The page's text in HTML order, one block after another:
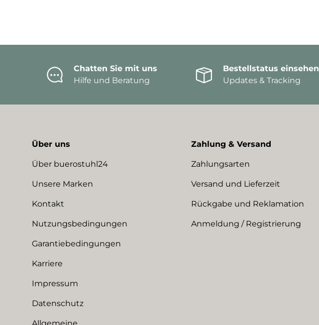
Chatten Sie mit uns
Hilfe und Beratung
Bestellstatus einsehen
Updates & Tracking
Über uns
Über buerostuhl24
Unsere Marken
Kontakt
Nutzungsbedingungen
Garantiebedingungen
Karriere
Impressum
Datenschutz
Zahlung & Versand
Zahlungsarten
Versand und Lieferzeit
Rückgabe und Reklamation
Anmeldung / Registrierung